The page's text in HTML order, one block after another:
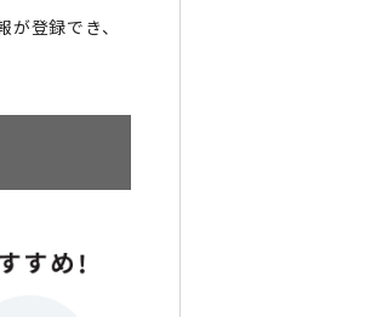
登録でき、